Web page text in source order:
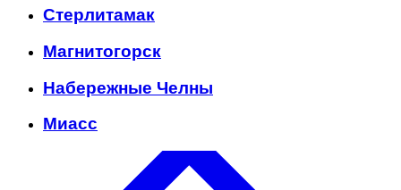
Стерлитамак
Магнитогорск
Набережные Челны
Миасс